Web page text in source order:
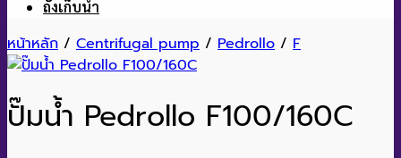
ถังเก็บน้ำ
หน้าหลัก / Centrifugal pump / Pedrollo / F
ปั๊มน้ำ Pedrollo F100/160C